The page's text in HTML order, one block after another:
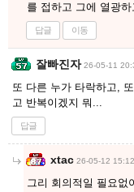
를 접하고 그에 열광
답글 이동
잘빠진자 26-05-11
또 다른 누가 타락하고,
고 반복이겠지 뭐...
답글
xtac 26-05-12 15:12
그리 회의적일 필요없